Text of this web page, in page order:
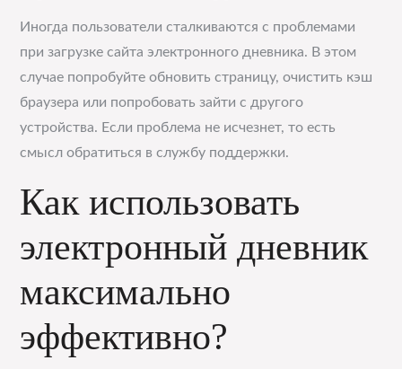
Иногда пользователи сталкиваются с проблемами
при загрузке сайта электронного дневника. В этом
случае попробуйте обновить страницу, очистить кэш
браузера или попробовать зайти с другого
устройства. Если проблема не исчезнет, то есть
смысл обратиться в службу поддержки.
Как использовать
электронный дневник
максимально
эффективно?